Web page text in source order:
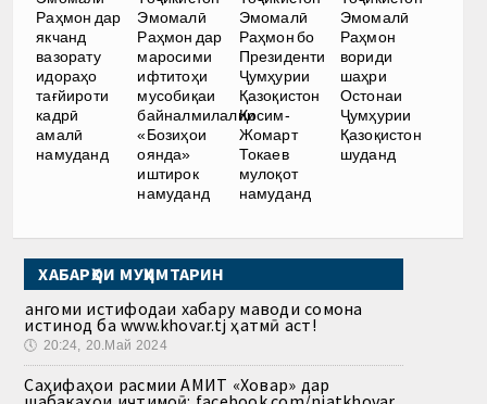
Раҳмон дар
якчанд
вазорату
идораҳо
тағйироти
кадрӣ
амалӣ
намуданд
Эмомалӣ
Раҳмон дар
маросими
ифтитоҳи
мусобиқаи
байналмилалии
«Бозиҳои
оянда»
иштирок
намуданд
Эмомалӣ
Раҳмон бо
Президенти
Ҷумҳурии
Қазоқистон
Қосим-
Жомарт
Токаев
мулоқот
намуданд
Эмомалӣ
Раҳмон
вориди
шаҳри
Остонаи
Ҷумҳурии
Қазоқистон
шуданд
ХАБАРҲОИ МУҲИМТАРИН
Ҳангоми истифодаи хабару маводи сомона
истинод ба www.khovar.tj ҳатмӣ аст!
🕔 20:24, 20.Май 2024
Саҳифаҳои расмии АМИТ «Ховар» дар